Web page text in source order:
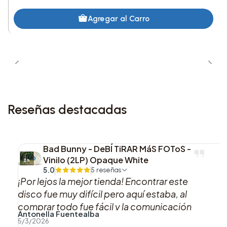
2. Sparks Fly (Taylor’s Version)
6. Mean (Taylor’s Version)
7. The Story Of Us (Taylor’s Version)
8. Never Grow Up (Taylor’s Version)
Lado C:
Agregar al Carro
Reseñas destacadas
Bad Bunny - DeBÍ TiRAR MáS FOToS -
Vinilo (2LP) Opaque White
5.0 5 reseñas
¡Por lejos la mejor tienda! Encontrar este
disco fue muy difícil pero aquí estaba, al
comprar todo fue fácil y la comunicación
sobre el proceso y las actualizaciones de mi
Antonella Fuentealba
5/3/2026